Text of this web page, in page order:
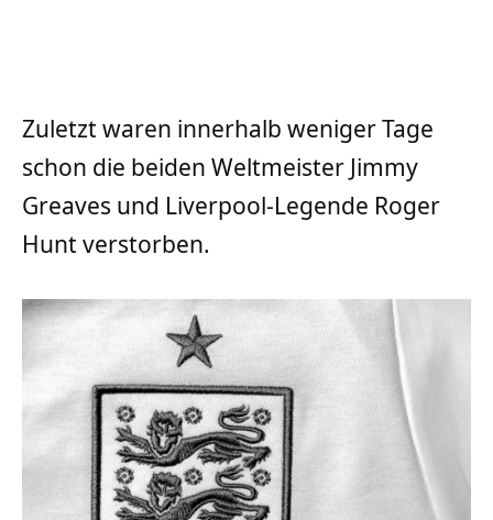
Zuletzt waren innerhalb weniger Tage
schon die beiden Weltmeister Jimmy
Greaves und Liverpool-Legende Roger
Hunt verstorben.